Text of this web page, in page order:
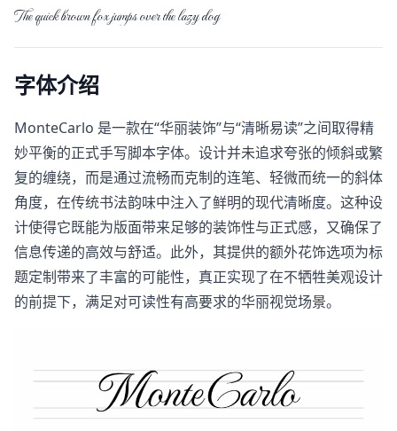
The quick brown fox jumps over the lazy dog
字体介绍
MonteCarlo​ 是一款在“华丽装饰”与“清晰易读”之间取得精
妙平衡的正式手写脚本字体。设计并未追求夸张的倾斜或繁
复的缠绕，而是通过流畅而克制的连笔、轻微而统一的斜体
角度，在传统书法韵味中注入了鲜明的现代清晰度。这种设
计使得它既能为版面带来足够的装饰性与正式感，又确保了
信息传递的高效与舒适。此外，其提供的额外花饰选项为标
题定制带来了丰富的可能性，真正实现了在不牺牲美观设计
的前提下，满足对可读性有高要求的华丽视觉场景。